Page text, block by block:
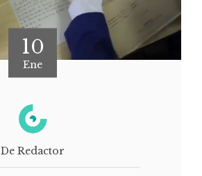
10
Ene
De Redactor